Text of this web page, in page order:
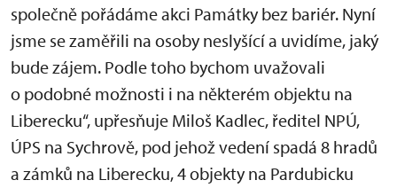
společně pořádáme akci Památky bez bariér. Nyní
jsme se zaměřili na osoby neslyšící a uvidíme, jaký
bude zájem. Podle toho bychom uvažovali
o podobné možnosti i na některém objektu na
Liberecku“, upřesňuje Miloš Kadlec, ředitel NPÚ,
ÚPS na Sychrově, pod jehož vedení spadá 8 hradů
a zámků na Liberecku, 4 objekty na Pardubicku